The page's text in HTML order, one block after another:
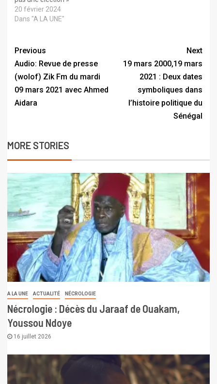
20 février 2024
Dans "A LA UNE"
Previous
Audio: Revue de presse
(wolof) Zik Fm du mardi
09 mars 2021 avec Ahmed
Aidara
Next
19 mars 2000,19 mars
2021 : Deux dates
symboliques dans
l’histoire politique du
Sénégal
MORE STORIES
A LA UNE ACTUALITÉ NÉCROLOGIE
Nécrologie : Décès du Jaraaf de Ouakam,
Youssou Ndoye
16 juillet 2026